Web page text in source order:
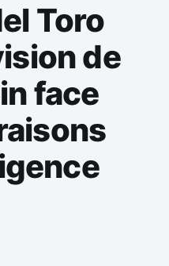
Toro
de
face